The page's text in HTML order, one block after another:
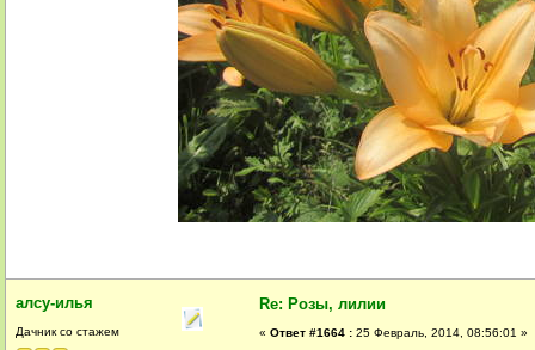
алсу-илья
Дачник со стажем
Re: Розы, лилии
« Ответ #1664 : 25 Февраль, 2014, 08:56:01 »